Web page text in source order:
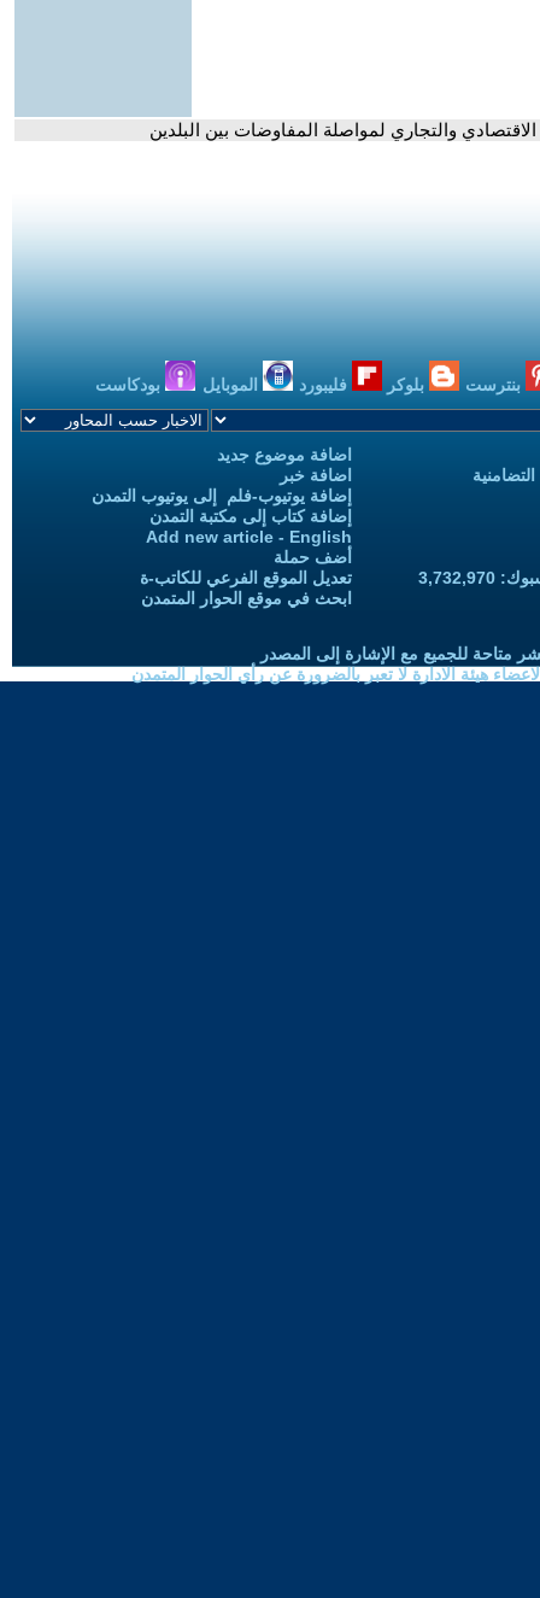
والتجاري لمواصلة المفاوضات بين البلدين
بنترست بلوكر فليبورد الموبايل بودكاست
اضافة موضوع جديد
اضافة خبر
إضافة يوتيوب-فلم إلى يوتيوب التمدن
إضافة كتاب إلى مكتبة التمدن
Add new article - English
أضف حملة
تعديل الموقع الفرعي للكاتب-ة
ابحث في موقع الحوار المتمدن
متاحة للجميع مع الإشارة إلى المصدر
هيئة الادارة لا تعبر بالضرورة عن رأي الحوار المتمدن